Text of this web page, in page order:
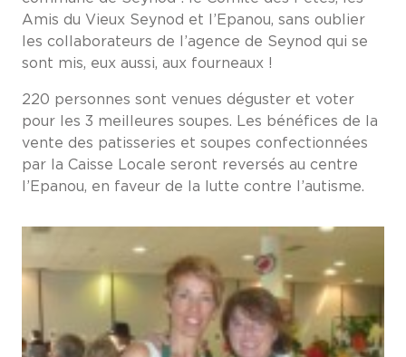
Amis du Vieux Seynod et l’Epanou, sans oublier
les collaborateurs de l’agence de Seynod qui se
sont mis, eux aussi, aux fourneaux !
220 personnes sont venues déguster et voter
pour les 3 meilleures soupes. Les bénéfices de la
vente des patisseries et soupes confectionnées
par la Caisse Locale seront reversés au centre
l’Epanou, en faveur de la lutte contre l’autisme.